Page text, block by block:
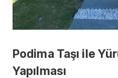
Podima Taşı ile
Yapılması